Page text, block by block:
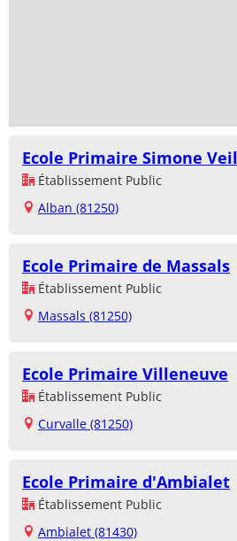
Ecole Primaire Simone Veil
Établissement Public
Alban (81250)
Ecole Primaire de Massals
Établissement Public
Massals (81250)
Ecole Primaire Villeneuve
Établissement Public
Curvalle (81250)
Ecole Primaire d'Ambialet
Établissement Public
Ambialet (81430)